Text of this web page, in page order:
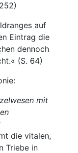
auf
Eintrag die
dennoch
(S. 64)
mit
die vitalen,
Triebe in